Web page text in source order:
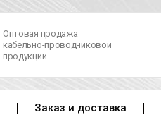
Оптовая продажа
кабельно-проводниковой
продукции
Заказ и доставка